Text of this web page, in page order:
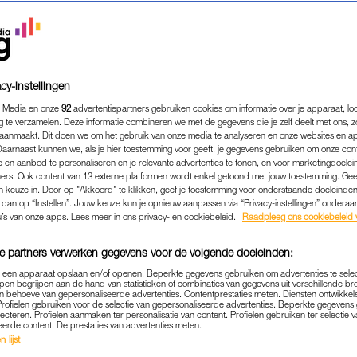
AS MADELIEF
IN 'OVER MIJN LIJK':
LAATSTE WENS'
MEDIA|FRAGMENT GEMIST
07-06-2026 | ANOUK JONGENEEL
de familie van Madelief haar as over
instellingen
en onze 92 advertentiepartners gebruiken cookies om informatie over je apparaat,
te verzamelen. Deze informatie combineren we met de gegevens die je zelf deelt met ons,
Dit doen we om het gebruik van onze media te analyseren en onze websites en
kunnen we, als je hier toestemming voor geeft, je gegevens gebruiken om onze
en aanbod te personaliseren en je relevante advertenties te tonen, en voor
Ook content van 13 externe platformen wordt enkel getoond met jouw toestemming.
keuze in. Door op "Akkoord" te klikken, geef je toestemming voor onderstaande
op “Instellen”. Jouw keuze kun je opnieuw aanpassen via “Privacy-instellingen”
van onze apps. Lees meer in ons privacy- en cookiebeleid.
Raadpleeg ons cookiebeleid
partners verwerken gegevens voor de volgende doeleinden:
apparaat opslaan en/of openen. Beperkte gegevens gebruiken om advertenties te
begrijpen aan de hand van statistieken of combinaties van gegevens uit verschillende
behoeve van gepersonaliseerde advertenties. Contentprestaties meten. Diensten
gebruiken voor de selectie van gepersonaliseerde advertenties. Beperkte
Profielen aanmaken ter personalisatie van content. Profielen gebruiken ter selectie
content. De prestaties van advertenties meten.
lijst